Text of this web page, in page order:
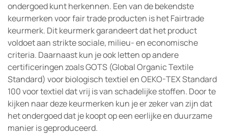
ondergoed kunt herkennen. Een van de bekendste
keurmerken voor fair trade producten is het Fairtrade
keurmerk. Dit keurmerk garandeert dat het product
voldoet aan strikte sociale, milieu- en economische
criteria. Daarnaast kun je ook letten op andere
certificeringen zoals GOTS (Global Organic Textile
Standard) voor biologisch textiel en OEKO-TEX Standard
100 voor textiel dat vrij is van schadelijke stoffen. Door te
kijken naar deze keurmerken kun je er zeker van zijn dat
het ondergoed dat je koopt op een eerlijke en duurzame
manier is geproduceerd.